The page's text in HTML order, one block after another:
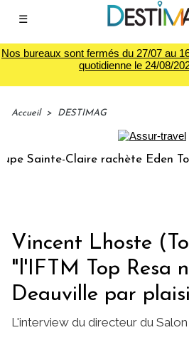
☰
Nos bureaux sont fermés du 27/07 au
quotidienne le 24/08/
Accueil > DESTIMAG
Sainte-Claire rachète Eden Tour
Vincent Lhoste
"l'IFTM Top Resa
Deauville par
L'interview du directeur du